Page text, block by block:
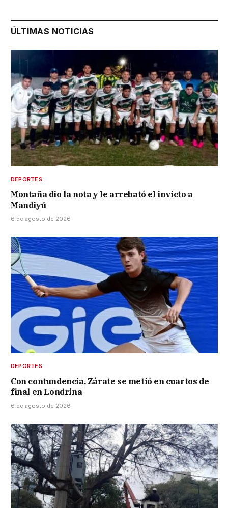
ÚLTIMAS NOTICIAS
DEPORTES
Montaña dio la nota y le arrebató el invicto a
Mandiyú
6 de agosto de 2026
DEPORTES
Con contundencia, Zárate se metió en cuartos de
final en Londrina
6 de agosto de 2026